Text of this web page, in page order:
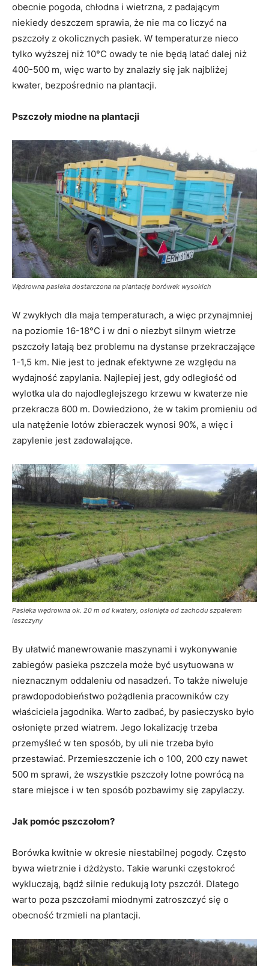
obecnie pogoda, chłodna i wietrzna, z padającym
niekiedy deszczem sprawia, że nie ma co liczyć na
pszczoły z okolicznych pasiek. W temperaturze nieco
tylko wyższej niż 10°C owady te nie będą latać dalej niż
400-500 m, więc warto by znalazły się jak najbliżej
kwater, bezpośrednio na plantacji.
Pszczoły miodne na plantacji
Wędrowna pasieka dostarczona na plantację borówek wysokich
W zwykłych dla maja temperaturach, a więc przynajmniej
na poziomie 16-18°C i w dni o niezbyt silnym wietrze
pszczoły latają bez problemu na dystanse przekraczające
1-1,5 km. Nie jest to jednak efektywne ze względu na
wydajność zapylania. Najlepiej jest, gdy odległość od
wylotka ula do najodleglejszego krzewu w kwaterze nie
przekracza 600 m. Dowiedziono, że w takim promieniu od
ula natężenie lotów zbieraczek wynosi 90%, a więc i
zapylenie jest zadowalające.
Pasieka wędrowna ok. 20 m od kwatery, osłonięta od zachodu szpalerem
leszczyny
By ułatwić manewrowanie maszynami i wykonywanie
zabiegów pasieka pszczela może być usytuowana w
nieznacznym oddaleniu od nasadzeń. To także niweluje
prawdopodobieństwo pożądlenia pracowników czy
właściciela jagodnika. Warto zadbać, by pasieczysko było
osłonięte przed wiatrem. Jego lokalizację trzeba
przemyśleć w ten sposób, by uli nie trzeba było
przestawiać. Przemieszczenie ich o 100, 200 czy nawet
500 m sprawi, że wszystkie pszczoły lotne powrócą na
stare miejsce i w ten sposób pozbawimy się zapylaczy.
Jak pomóc pszczołom?
Borówka kwitnie w okresie niestabilnej pogody. Często
bywa wietrznie i dżdżysto. Takie warunki częstokroć
wykluczają, bądź silnie redukują loty pszczół. Dlatego
warto poza pszczołami miodnymi zatroszczyć się o
obecność trzmieli na plantacji.